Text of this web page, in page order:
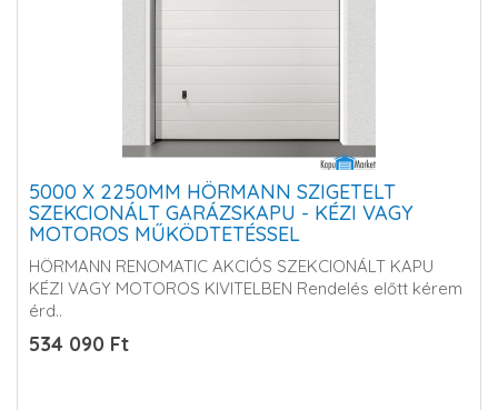
5000 X 2250MM HÖRMANN SZIGETELT
SZEKCIONÁLT GARÁZSKAPU - KÉZI VAGY
MOTOROS MŰKÖDTETÉSSEL
HÖRMANN RENOMATIC AKCIÓS SZEKCIONÁLT KAPU
KÉZI VAGY MOTOROS KIVITELBEN Rendelés előtt kérem
érd..
534 090 Ft